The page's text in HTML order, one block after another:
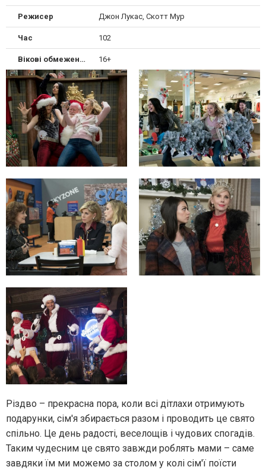
Режисер Джон Лукас, Скотт Мур
Час 102
Вікові обмеження 16+
Різдво – прекрасна пора, коли всі дітлахи отримують
подарунки, сім'я збирається разом і проводить це свято
спільно. Це день радості, веселощів і чудових спогадів.
Таким чудесним це свято завжди роблять мами – саме
завдяки їм ми можемо за столом у колі сім'ї поїсти